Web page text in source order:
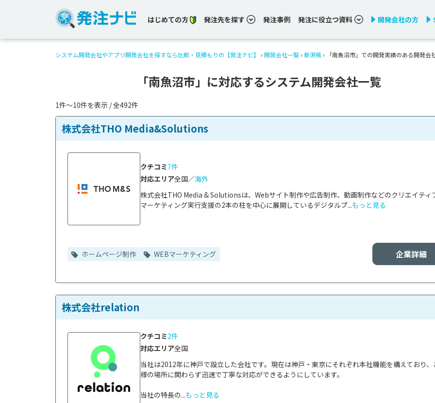
はじめての方 発注先を探す 発注事例 発注に役立つ資料 開発会社の方
システム開発会社やアプリ開発会社を探すなら比較・見積もりの【発注ナビ】 › 開発会社一覧 › 新潟県 › 「南魚沼市」での開発実績のある開発会
「南魚沼市」に対応するシステム開発会社一覧
1件〜10件を表示 / 全492件
株式会社THO Media&Solutions
株式会社THO Media & Solutionsは、Webサイト制作や広告制作、動画制作などのクリエイティ
マーケティング実行支援の2本の柱を中心に展開しているデジタルプ...もっと見る
クチコミ7件
対応エリア全国／海外
企業詳細
ホームページ制作 WEBマーケティング
株式会社relation
当社は2012年に神戸で設立した会社です。現在は神戸・東京にそれぞれ本社機能を構えており、
様の場所に関わらず迅速で丁寧な対応ができるようにしています。
当社の特長の...もっと見る
クチコミ2件
対応エリア全国